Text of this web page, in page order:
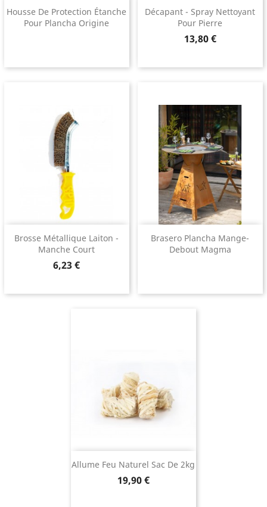
Housse De Protection Étanche
Pour Plancha Origine
Décapant - Spray Nettoyant
Pour Pierre
Prix
13,80 €
Brosse Métallique Laiton -
Manche Court
Prix
6,23 €
Brasero Plancha Mange-
Debout Magma
Allume Feu Naturel Sac De 2kg
Prix
19,90 €